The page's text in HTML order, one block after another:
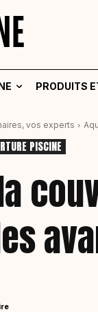
PRODUITS
vos experts
PISCINE